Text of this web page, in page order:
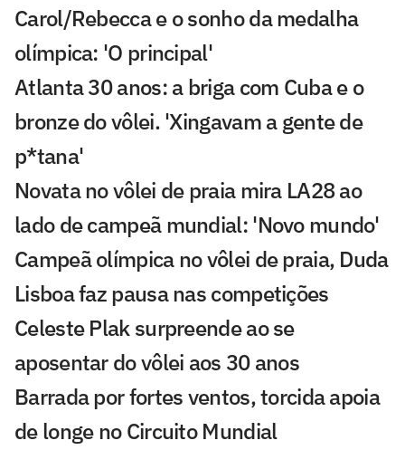
Carol/Rebecca e o sonho da medalha
olímpica: 'O principal'
Atlanta 30 anos: a briga com Cuba e o
bronze do vôlei. 'Xingavam a gente de
p*tana'
Novata no vôlei de praia mira LA28 ao
lado de campeã mundial: 'Novo mundo'
Campeã olímpica no vôlei de praia, Duda
Lisboa faz pausa nas competições
Celeste Plak surpreende ao se
aposentar do vôlei aos 30 anos
Barrada por fortes ventos, torcida apoia
de longe no Circuito Mundial